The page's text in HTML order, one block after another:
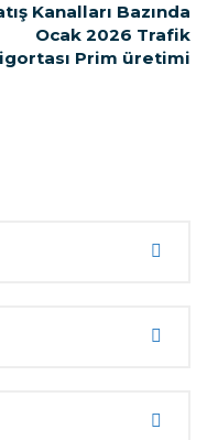
Kanalları Bazında
Ocak 2026 Trafik
Prim üretimi